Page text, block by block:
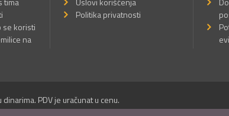
se koristi
na
Politika privatnosti
PDV je uračunat u cenu.
Sva prava su zadržana.